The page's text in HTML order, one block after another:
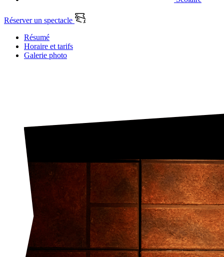
Réserver un spectacle
Résumé
Horaire et tarifs
Galerie photo